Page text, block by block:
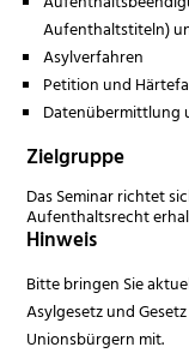
Aufenthaltstiteln)
Asylverfahren
Petition und
Datenübermittlung
Zielgruppe
Das Seminar richtet
Aufenthaltsrecht
Hinweis
Bitte bringen Sie
Asylgesetz und
Unionsbürgern mit.